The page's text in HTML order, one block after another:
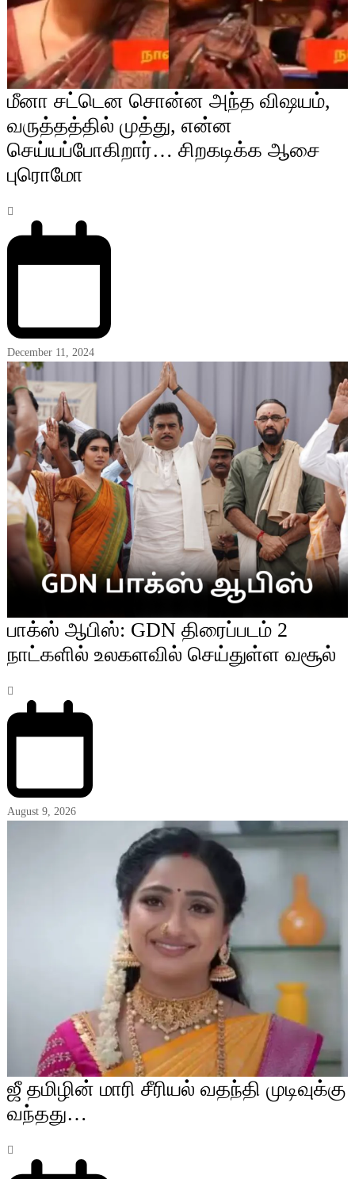
மீனா சட்டென சொன்ன அந்த விஷயம்,
வருத்தத்தில் முத்து, என்ன
செய்யப்போகிறார்… சிறகடிக்க ஆசை
புரொமோ
December 11, 2024
பாக்ஸ் ஆபிஸ்: GDN திரைப்படம் 2
நாட்களில் உலகளவில் செய்துள்ள வசூல்
August 9, 2026
ஜீ தமிழின் மாரி சீரியல் வதந்தி முடிவுக்கு
வந்தது…